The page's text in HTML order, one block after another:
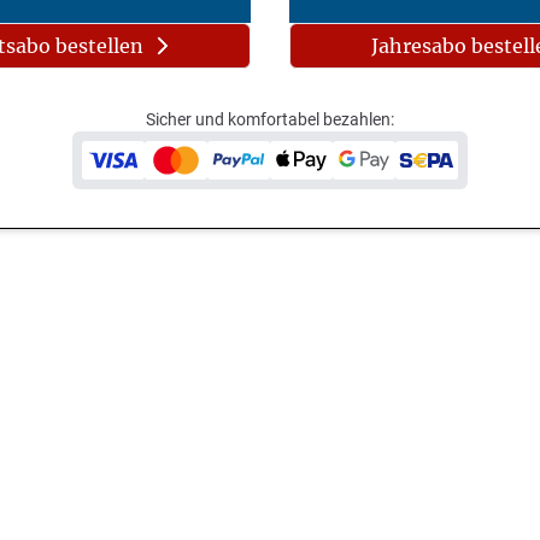
bestellen Jahresabo
Sicher und komfortabel bezahlen: